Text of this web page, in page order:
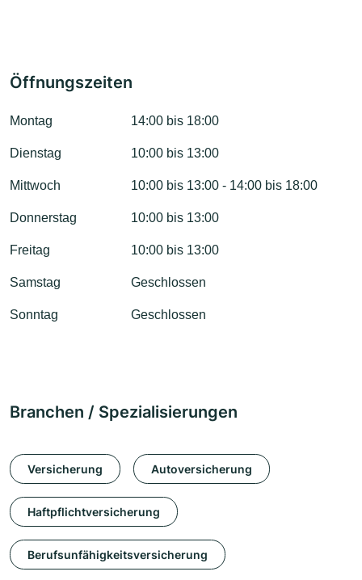
Öffnungszeiten
Montag 14:00 bis 18:00
Dienstag 10:00 bis 13:00
Mittwoch 10:00 bis 13:00 - 14:00 bis 18:00
Donnerstag 10:00 bis 13:00
Freitag 10:00 bis 13:00
Samstag Geschlossen
Sonntag Geschlossen
Branchen / Spezialisierungen
Versicherung Autoversicherung
Haftpflichtversicherung
Berufsunfähigkeitsversicherung